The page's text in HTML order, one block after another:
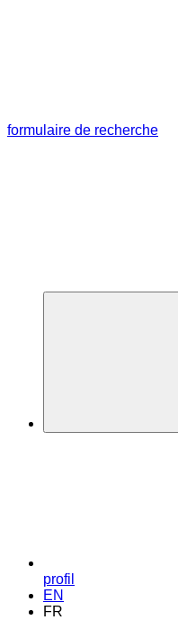
formulaire de recherche
profil
EN
FR